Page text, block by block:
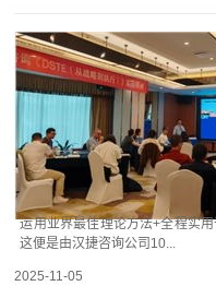
运用业界最佳理论方法+全程实
这便是由汉捷咨询公司10...
2025-11-05